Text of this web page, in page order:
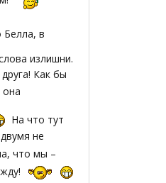
в
излишни.
Как бы
она
На что тут
не
что мы –